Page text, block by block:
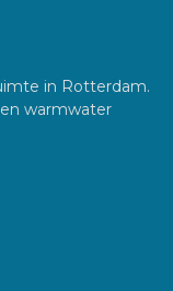
in Rotterdam.
warmwater